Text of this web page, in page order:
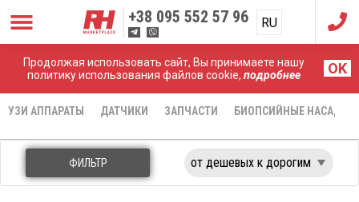
Продолжая использовать сайт, Вы принимаете нашу
политику использования файлов cookie, подробнее OK
+38 095 552 57 96 RU
UA
Главная Датчики Philips (ATL, HP)
УЗИ АППАРАТЫ ДАТЧИКИ ЗАПЧАСТИ БИОПСИЙНЫЕ НАСАДКИ
ФИЛЬТР